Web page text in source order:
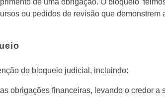
de uma obrigação. O bloqueio
ou pedidos de revisão que demonstrem
do bloqueio judicial, incluindo:
obrigações financeiras, levando o credor a